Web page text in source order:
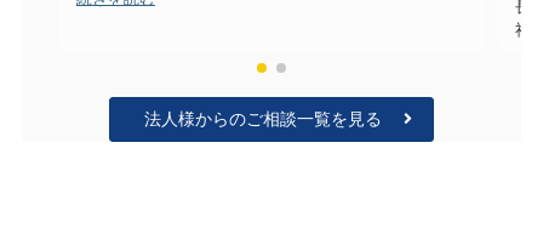
長
社
法人様からのご相談一覧を見る